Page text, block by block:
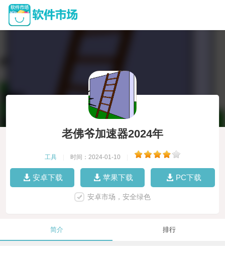
老佛爷加速器2024年
工具 时间：2024-01-10
安卓下载 苹果下载 PC下载
安卓市场，安全绿色
简介 排行